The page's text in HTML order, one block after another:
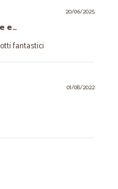
20/06/2025
e…
fantastici
01/08/2022